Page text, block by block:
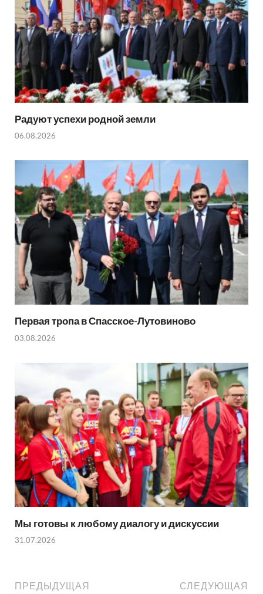
Радуют успехи родной земли
06.08.2026
Первая тропа в Спасское-Лутовиново
03.08.2026
Мы готовы к любому диалогу и дискуссии
31.07.2026
ПРЕДЫДУЩАЯ
СЛЕДУЮЩАЯ